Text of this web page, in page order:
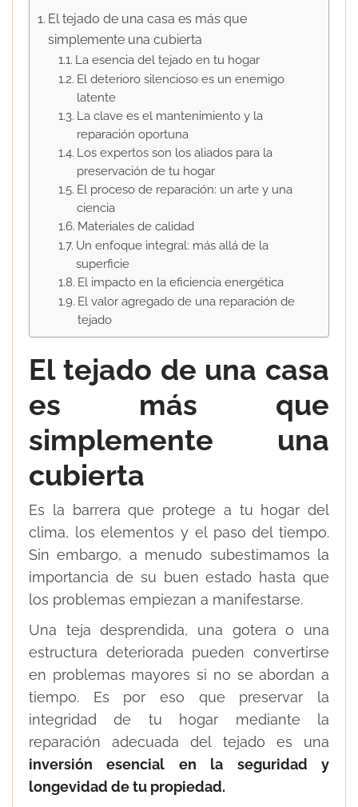
El tejado de una casa es más que
simplemente una cubierta
La esencia del tejado en tu hogar
El deterioro silencioso es un enemigo
latente
La clave es el mantenimiento y la
reparación oportuna
Los expertos son los aliados para la
preservación de tu hogar
El proceso de reparación: un arte y una
ciencia
Materiales de calidad
Un enfoque integral: más allá de la
superficie
El impacto en la eficiencia energética
El valor agregado de una reparación de
tejado
El tejado de una casa
es más que
simplemente una
cubierta
Es la barrera que protege a tu hogar del
clima, los elementos y el paso del tiempo.
Sin embargo, a menudo subestimamos la
importancia de su buen estado hasta que
los problemas empiezan a manifestarse.
Una teja desprendida, una gotera o una
estructura deteriorada pueden convertirse
en problemas mayores si no se abordan a
tiempo. Es por eso que preservar la
integridad de tu hogar mediante la
reparación adecuada del tejado es una
inversión esencial en la seguridad y
longevidad de tu propiedad.